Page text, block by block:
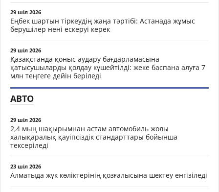
29 шіл 2026
Еңбек шартын тіркеудің жаңа тәртібі: Астанада жұмыс
берушілер нені ескеруі керек
29 шіл 2026
Қазақстанда қоныс аудару бағдарламасына
қатысушыларды қолдау күшейтілді: жеке баспана алуға 7
млн теңгеге дейін беріледі
АВТО
29 шіл 2026
2,4 мың шақырымнан астам автомобиль жолы
халықаралық қауіпсіздік стандарттары бойынша
тексеріледі
23 шіл 2026
Алматыда жүк көліктерінің қозғалысына шектеу енгізіледі